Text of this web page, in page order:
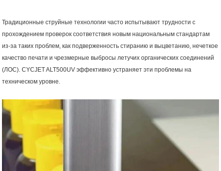
Традиционные струйные технологии часто испытывают трудности с
прохождением проверок соответствия новым национальным стандартам
из-за таких проблем, как подверженность стиранию и выцветанию, нечеткое
качество печати и чрезмерные выбросы летучих органических соединений
(ЛОС).CYCJET ALT500UV эффективно устраняет эти проблемы на
техническом уровне.